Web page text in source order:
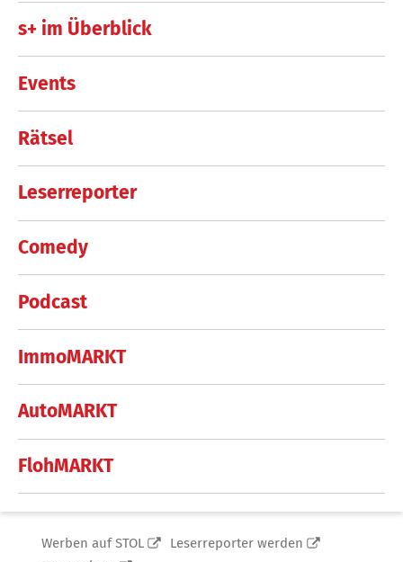
s+ im Überblick
Events
Rätsel
Leserreporter
Comedy
Podcast
ImmoMARKT
AutoMARKT
FlohMARKT
Werben auf STOL
Leserreporter werden